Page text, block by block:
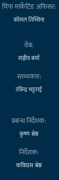
चिफ मार्केटिङ अफिसर:
कोमल तिम्सिना
वेब:
सञ्जीव बर्मा
स्तम्भकार:
रविन्द्र भट्टराई
प्रबन्ध निर्देशक:
कृष्ण श्रेष्ठ
निर्देशक:
कविदास श्रेष्ठ